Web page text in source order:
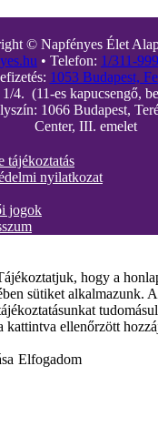
© Napfényes Élet
• Telefon: 1/311-
1053 Budapest,
4. (11-es kapucsengő,
1066 Budapest,
Center, III. emelet
tájékoztatás
nyilatkozat
jogok
hogy a
sütiket alkalmazunk.
kattintva ellenőrzött
Elfogadom